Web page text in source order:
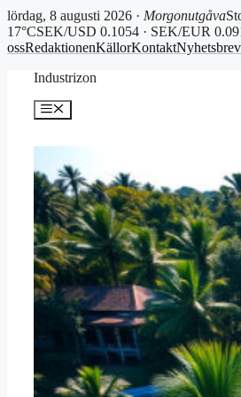
lördag, 8 augusti 2026 · Morgonutgåva
17°CSEK/USD 0.1054 · SEK/EUR
ossRedaktionenKällorKontaktNyhetsbrev
Industrizon
Meny